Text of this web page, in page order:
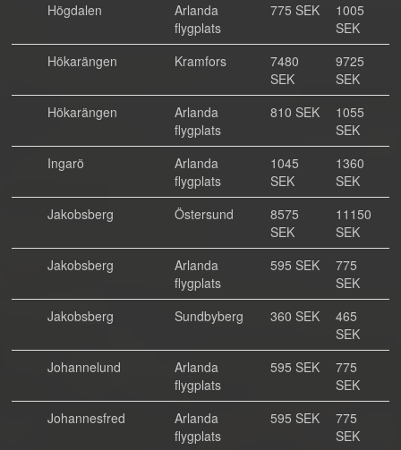
Högdalen
Arlanda
flygplats
775 SEK
1005
SEK
Hökarängen
Kramfors
7480
SEK
9725
SEK
Hökarängen
Arlanda
flygplats
810 SEK
1055
SEK
Ingarö
Arlanda
flygplats
1045
SEK
1360
SEK
Jakobsberg
Östersund
8575
SEK
11150
SEK
Jakobsberg
Arlanda
flygplats
595 SEK
775
SEK
Jakobsberg
Sundbyberg 360 SEK
465
SEK
Johannelund
Arlanda
flygplats
595 SEK
775
SEK
Johannesfred
Arlanda
flygplats
595 SEK
775
SEK